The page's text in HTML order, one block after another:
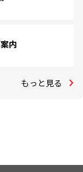
内
もっと見る